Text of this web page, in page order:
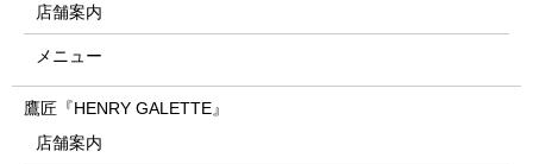
店舗案内
メニュー
鷹匠『HENRY GALETTE』
店舗案内